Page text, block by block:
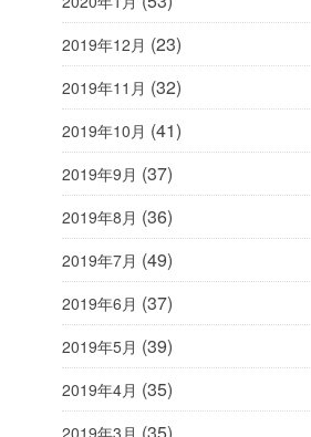
2019年12月 (23)
2019年11月 (32)
2019年10月 (41)
2019年9月 (37)
2019年8月 (36)
2019年7月 (49)
2019年6月 (37)
2019年5月 (39)
2019年4月 (35)
2019年3月